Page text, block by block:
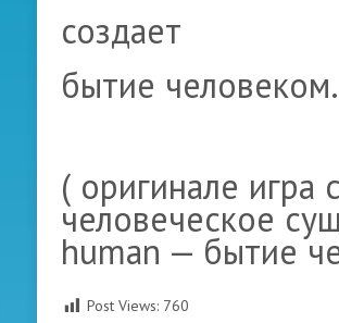
создает
бытие человеком.
( оригинале игра
человеческое
human — бытие
Post Views: 760